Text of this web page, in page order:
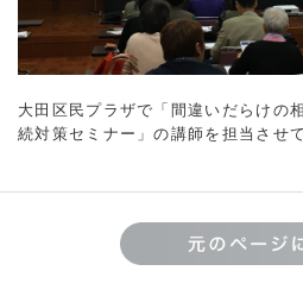
大田区民プラザで「間違いだらけの
続対策セミナー」の講師を担当させ